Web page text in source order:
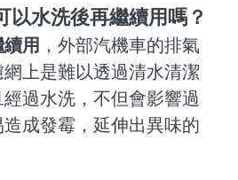
以水洗後再繼續用嗎？
用 ， 外部汽機車的排氣
上是難以透過清水清潔
過水洗，不但會影響過
成發霉，延伸出異味的